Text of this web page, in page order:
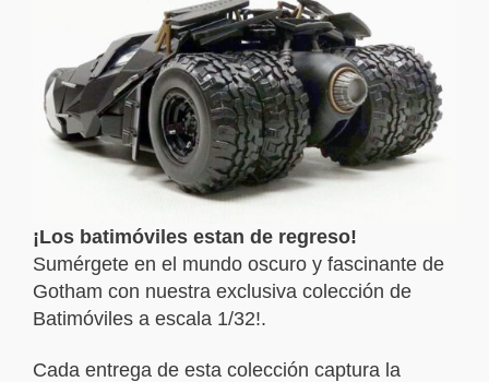
¡Los batimóviles estan de regreso!
Sumérgete en el mundo oscuro y fascinante de
Gotham con nuestra exclusiva colección de
Batimóviles a escala 1/32!.
Cada entrega de esta colección captura la